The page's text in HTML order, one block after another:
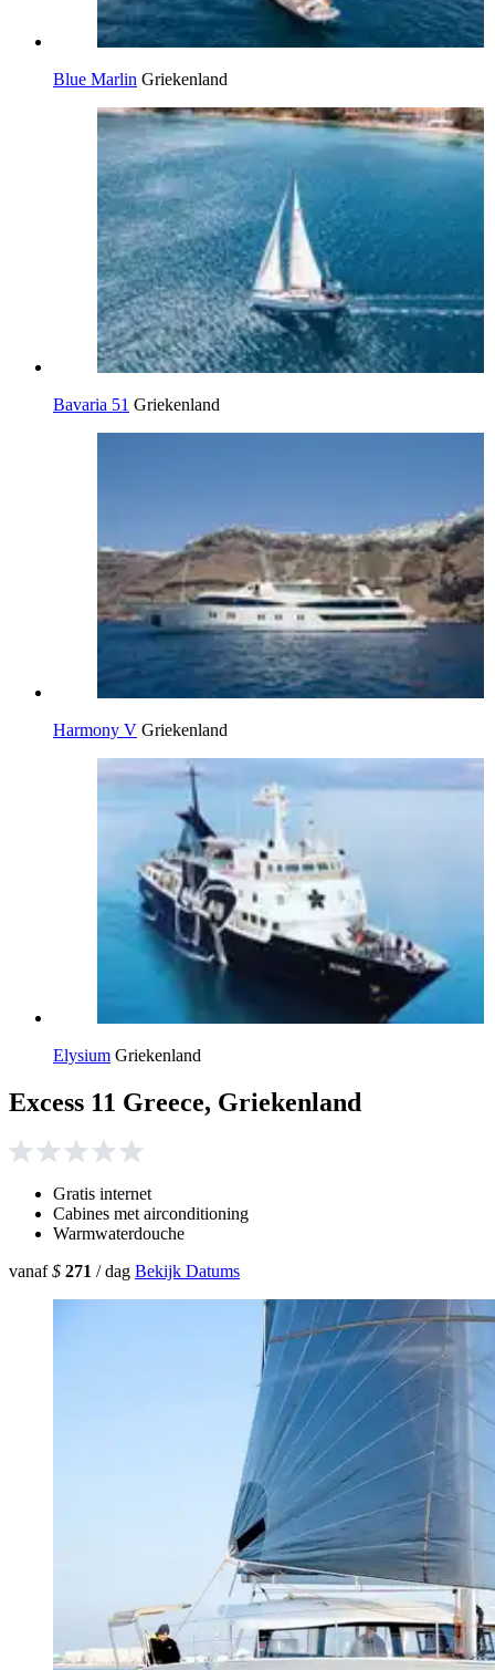
Blue Marlin Griekenland
Bavaria 51 Griekenland
Harmony V Griekenland
Elysium Griekenland
Excess 11 Greece, Griekenland
Gratis internet
Cabines met airconditioning
Warmwaterdouche
vanaf$ 271 / dag Bekijk Datums